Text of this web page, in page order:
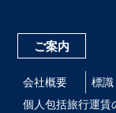
ご案内
会社概要 標識
個人包括旅行運賃